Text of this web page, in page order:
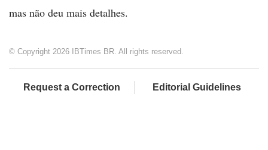
mas não deu mais detalhes.
© Copyright 2026 IBTimes BR. All rights reserved.
Request a Correction Editorial Guidelines